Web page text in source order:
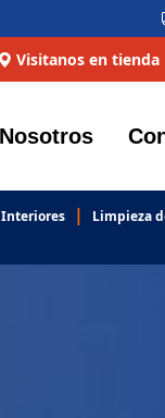
Visitanos en tienda
Nosotros
Interiores | Limpieza